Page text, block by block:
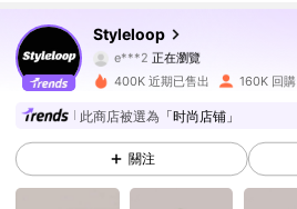
Styleloop
e***2 正在瀏覽
4.92 234K 追蹤者
400K 近期已售出 160K 回購
此商店被選為 「时尚店铺」
關注